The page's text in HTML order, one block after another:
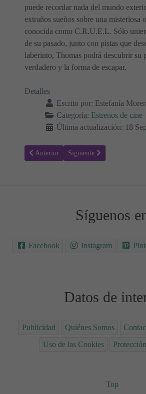
puede recordar nada del mundo
extraños sueños sobre una misteriosa
conocida como C.R.U.E.L. Sólo
de su pasado, junto con pistas que
laberinto, Thomas podrá descubrir su
verdadero y la forma de escapar.
Detalles
Escrito por: Estefanía
Categoría: Estrenos de cine
Última actualización: 18
Artículo anterior: Si decido quedarme
Anterior Artículo siguiente: Les doy
Siguiente
Síguenos
Facebook Instagram
Datos de
Publicidad Quiénes Somos
Uso de las Cookies
Top